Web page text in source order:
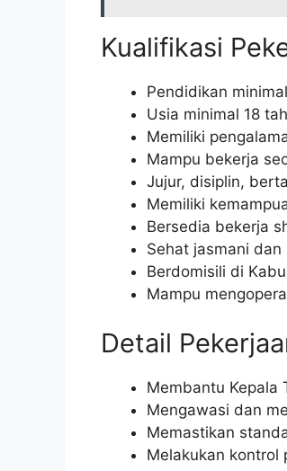
Kualifikasi
Pendidikan
Usia minimal 18
Memiliki
Mampu bekerja
Jujur, disiplin,
Memiliki
Bersedia bekerja
Sehat jasmani
Berdomisili di
Mampu
Detail
Membantu Kepala
Mengawasi dan
Memastikan
Melakukan kontrol